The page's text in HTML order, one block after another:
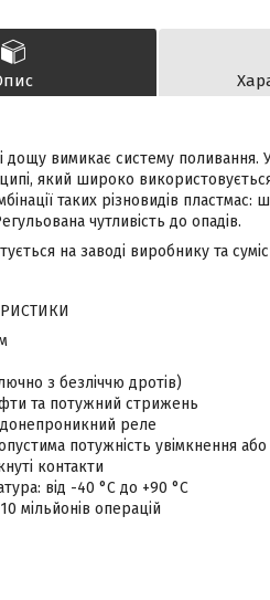
дощу вимикає систему поливання.
який широко
таких різновидів
чутливість до опадів.
на заводі виробнику та
з безліччю дротів)
та потужний стрижень
реле
потужність увімкнення
контакти
від -40 °C до +90 °C
мільйонів операцій